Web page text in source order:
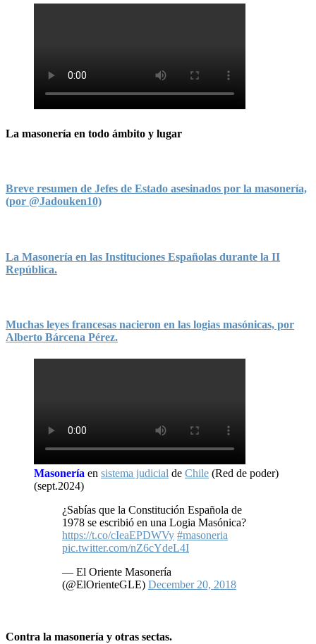
La masonería en todo ámbito y lugar
Breve resumen de Jefes de Estado asesinados por la masonería,
(por @Jadouken10)
La Masonería en las Instituciones Españolas durante la II
República.
Muchas leyes francesas nacieron en las logias masónicas, por
Alberto Bárcena Pérez.
Masonería en sistema judicial de Chile (Red de poder)
(sept.2024)
¿Sabías que la Constitución Española de
1978 se escribió en una Logia Masónica?
https://t.co/cIeaEPDWVy #masoneria
pic.twitter.com/nZ6cYdeL4I
— El Oriente Masonería
(@ElOrienteGLE) December 20, 2018
Contra la masonería y otras sectas.